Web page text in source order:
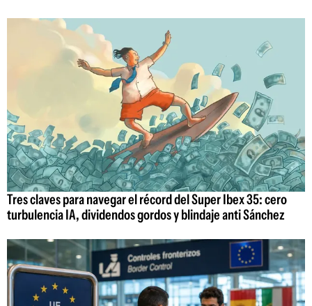
Tres claves para navegar el récord del Super Ibex 35: cero
turbulencia IA, dividendos gordos y blindaje anti Sánchez